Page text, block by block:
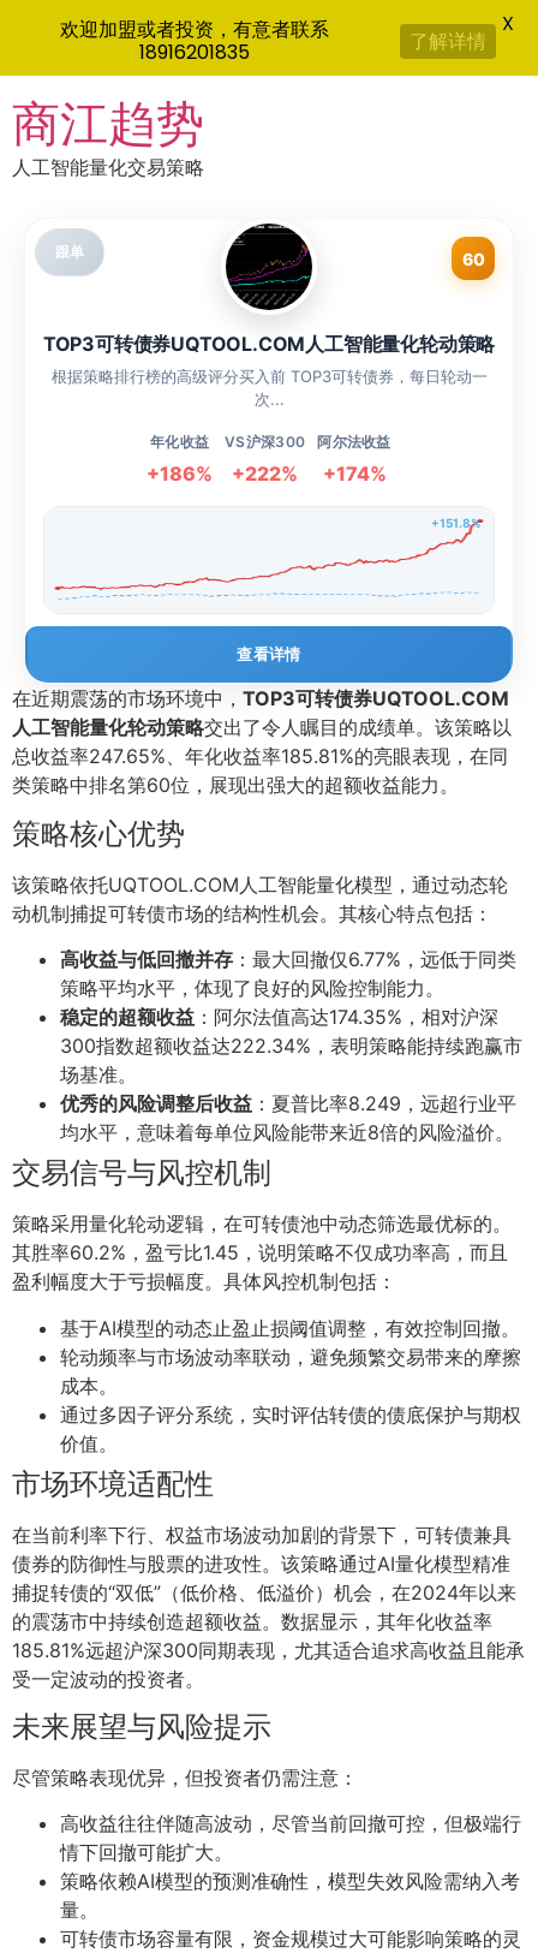
to
content
商江趋势
人工智能量化交易策略
跟单 60
TOP3可转债券UQTOOL.COM人工智能量化轮动策略
根据策略排行榜的高级评分买入前 TOP3可转债券，每日轮动一
次...
年化收益
+186%
VS沪深300
+222%
阿尔法收益
+174%
+151.8%
查看详情
在近期震荡的市场环境中， TOP3可转债券UQTOOL.COM
人工智能量化轮动策略交出了令人瞩目的成绩单。该策略以
总收益率247.65%、年化收益率185.81%的亮眼表现，在同
类策略中排名第60位，展现出强大的超额收益能力。
策略核心优势
该策略依托UQTOOL.COM人工智能量化模型，通过动态轮
动机制捕捉可转债市场的结构性机会。其核心特点包括：
高收益与低回撤并存 ：最大回撤仅6.77%，远低于同类
策略平均水平，体现了良好的风险控制能力。
稳定的超额收益 ：阿尔法值高达174.35%，相对沪深
300指数超额收益达222.34%，表明策略能持续跑赢市
场基准。
优秀的风险调整后收益 ：夏普比率8.249，远超行业平
均水平，意味着每单位风险能带来近8倍的风险溢价。
交易信号与风控机制
策略采用量化轮动逻辑，在可转债池中动态筛选最优标的。
其胜率60.2%，盈亏比1.45，说明策略不仅成功率高，而且
盈利幅度大于亏损幅度。具体风控机制包括：
基于AI模型的动态止盈止损阈值调整，有效控制回撤。
轮动频率与市场波动率联动，避免频繁交易带来的摩擦
成本。
通过多因子评分系统，实时评估转债的债底保护与期权
价值。
市场环境适配性
在当前利率下行、权益市场波动加剧的背景下，可转债兼具
债券的防御性与股票的进攻性。该策略通过AI量化模型精准
捕捉转债的“双低”（低价格、低溢价）机会，在2024年以来
的震荡市中持续创造超额收益。数据显示，其年化收益率
185.81%远超沪深300同期表现，尤其适合追求高收益且能承
受一定波动的投资者。
未来展望与风险提示
尽管策略表现优异，但投资者仍需注意：
高收益往往伴随高波动，尽管当前回撤可控，但极端行
情下回撤可能扩大。
策略依赖AI模型的预测准确性，模型失效风险需纳入考
量。
可转债市场容量有限，资金规模过大可能影响策略的灵
欢迎加盟或者投资，有意者联系
18916201835
了解详情
X